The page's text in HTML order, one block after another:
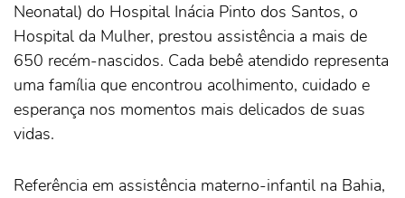
Neonatal) do Hospital Inácia Pinto dos Santos, o
Hospital da Mulher, prestou assistência a mais de
650 recém-nascidos. Cada bebê atendido representa
uma família que encontrou acolhimento, cuidado e
esperança nos momentos mais delicados de suas
vidas.
Referência em assistência materno-infantil na Bahia,